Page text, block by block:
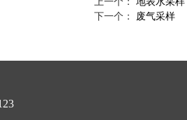
下一个：
废气采样